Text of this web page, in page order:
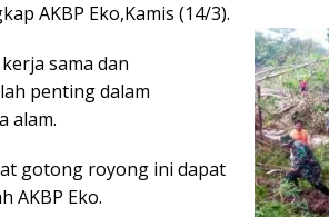
AKBP Eko,Kamis (14/3).
sama dan
penting dalam
alam.
gotong royong ini dapat
AKBP Eko.